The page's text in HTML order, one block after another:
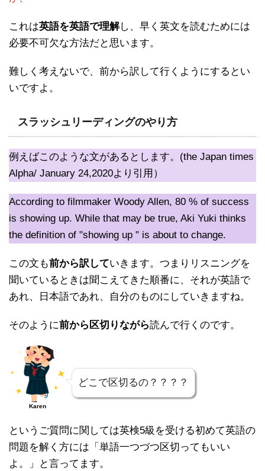
これは英語を英語で理解し、早く英文を読むためには
必要不可欠な方法だと思います。
難しく考えないで、前から訳して行くようにするとい
いですよ。
スラッシュリーディングのやり方
例えばこのような文があるとします。(the Japan times
Alpha/ January 24,2020より引用）
According to filmmaker Woody Allen, 80 % of success
is showing up. While that may be true, Aki Yuki thinks
the definition of "showing up " is about to change.
この文も前から訳していきます。つまりリスニングを
聞いているときは聞こえてきた順番に、それが英語で
あれ、日本語であれ、自分のものにしていきますね。
そのように前から区切りながら読んで行くのです。
Karen
どこで区切るの？？？？
というご質問に関しては英検5級を受ける初めて英語の
問題を解く方には「単語一つづつ区切ってもいい
よ。」と言ってます。